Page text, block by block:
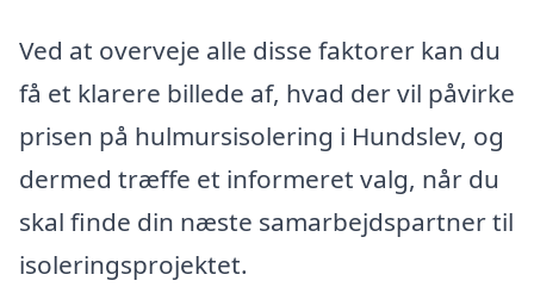
Ved at overveje alle disse faktorer kan du
få et klarere billede af, hvad der vil påvirke
prisen på hulmursisolering i Hundslev, og
dermed træffe et informeret valg, når du
skal finde din næste samarbejdspartner til
isoleringsprojektet.